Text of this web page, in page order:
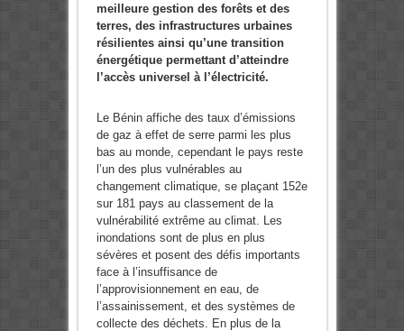
meilleure gestion des forêts et des
terres, des infrastructures urbaines
résilientes ainsi qu’une transition
énergétique permettant d’atteindre
l’accès universel à l’électricité.
Le Bénin affiche des taux d’émissions
de gaz à effet de serre parmi les plus
bas au monde, cependant le pays reste
l’un des plus vulnérables au
changement climatique, se plaçant 152e
sur 181 pays au classement de la
vulnérabilité extrême au climat. Les
inondations sont de plus en plus
sévères et posent des défis importants
face à l’insuffisance de
l’approvisionnement en eau, de
l’assainissement, et des systèmes de
collecte des déchets. En plus de la